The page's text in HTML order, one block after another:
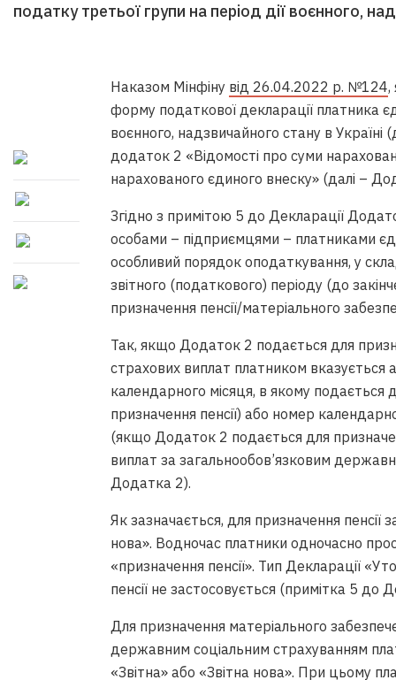
податку третьої групи на період дії воєнного,
Наказом Мінфіну від 26.04.2022 р. №124,
форму податкової декларації платника
воєнного, надзвичайного стану в Україні
додаток 2 «Відомості про суми
нарахованого єдиного внеску» (далі –
Згідно з примітою 5 до Декларації
особами – підприємцями – платниками
особливий порядок оподаткування, у
звітного (податкового) періоду (до
призначення пенсії/матеріального
Так, якщо Додаток 2 подається для
страхових виплат платником
календарного місяця, в якому
призначення пенсії) або номер
(якщо Додаток 2 подається для
виплат за загальнообов’язковим
Додатка 2).
Як зазначається, для призначення пенсії
нова». Водночас платники одночасно
«призначення пенсії». Тип Декларації
пенсії не застосовується (примітка 5 до
Для призначення матеріального
державним соціальним страхуванням
«Звітна» або «Звітна нова». При цьому